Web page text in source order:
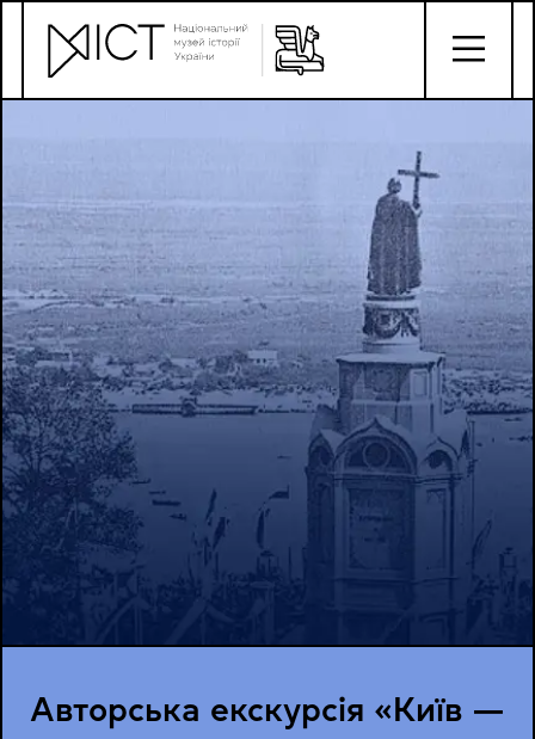
Авторська екскурсія «Київ —